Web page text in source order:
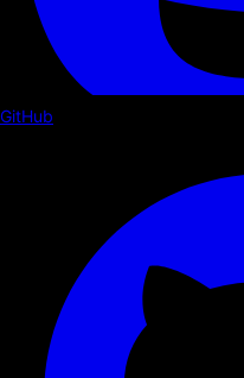
GitHub